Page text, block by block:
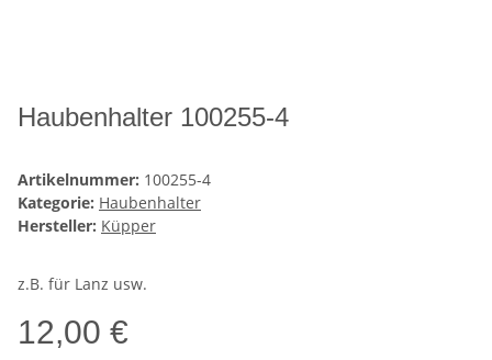
Haubenhalter 100255-4
Artikelnummer: 100255-4
Kategorie: Haubenhalter
Hersteller: Küpper
z.B. für Lanz usw.
12,00 €